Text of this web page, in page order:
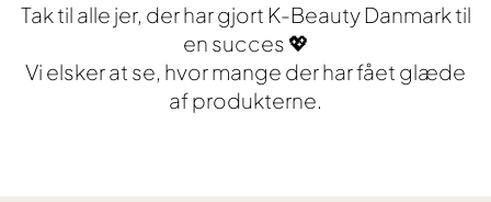
Tak til alle jer, der har gjort K-Beauty Danmark til
en succes 💖
Vi elsker at se, hvor mange der har fået glæde
af produkterne.